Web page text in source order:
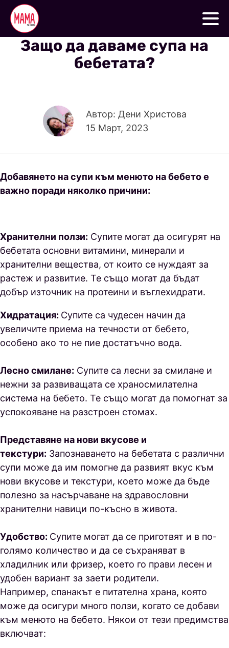
Защо да даваме супа на
бебетата?
Автор: Дени Христова
15 Март, 2023
Добавянето на супи към менюто на бебето е
важно поради няколко причини:
Хранителни ползи: Супите могат да осигурят на
бебетата основни витамини, минерали и
хранителни вещества, от които се нуждаят за
растеж и развитие. Те също могат да бъдат
добър източник на протеини и въглехидрати.
Хидратация: Супите са чудесен начин да
увеличите приема на течности от бебето,
особено ако то не пие достатъчно вода.
Лесно смилане: Супите са лесни за смилане и
нежни за развиващата се храносмилателна
система на бебето. Те също могат да помогнат за
успокояване на разстроен стомах.
Представяне на нови вкусове и
текстури: Запознаването на бебетата с различни
супи може да им помогне да развият вкус към
нови вкусове и текстури, което може да бъде
полезно за насърчаване на здравословни
хранителни навици по-късно в живота.
Удобство: Супите могат да се приготвят и в по-
голямо количество и да се съхраняват в
хладилник или фризер, което го прави лесен и
удобен вариант за заети родители.
Например, спанакът е питателна храна, която
може да осигури много ползи, когато се добави
към менюто на бебето. Някои от тези предимства
включват: